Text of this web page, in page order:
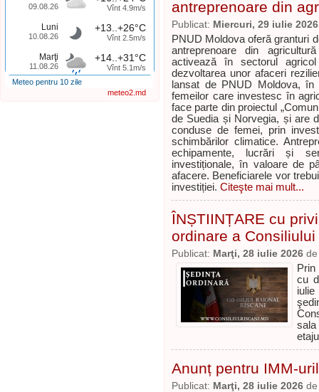
09.08.26 Vînt 4.9m/s
Luni
10.08.26
+13..+26°C
Vînt 2.5m/s
Marţi
11.08.26
+14..+31°C
Vînt 5.1m/s
Meteo pentru 10 zile
meteo2.md
antreprenoare din
Publicat: Miercuri, 29 iulie 2026
PNUD Moldova oferă granturi
antreprenoare din
activează în sectorul
dezvoltarea unor afaceri
lansat de PNUD Moldova,
femeilor care investesc în
face parte din proiectul
de Suedia și Norvegia, și are
conduse de femei, prin
schimbărilor climatice.
echipamente, lucrări și
investiționale, în valoare de
afacere. Beneficiarele vor
investiției. Citeşte mai mult...
ÎNȘTIINȚARE cu
ordinare a
Publicat: Marţi, 28 iulie 2026
cu
Anunț pentru IMM-
Publicat: Marţi, 28 iulie 2026